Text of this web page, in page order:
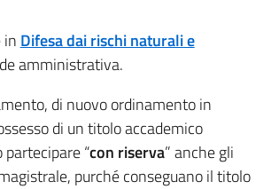
in Difesa dai rischi naturali e
amministrativa.
di nuovo ordinamento in
di un titolo accademico
“con riserva” anche gli
purché conseguano il titolo